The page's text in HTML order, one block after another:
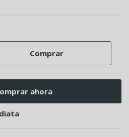
Comprar
ahora